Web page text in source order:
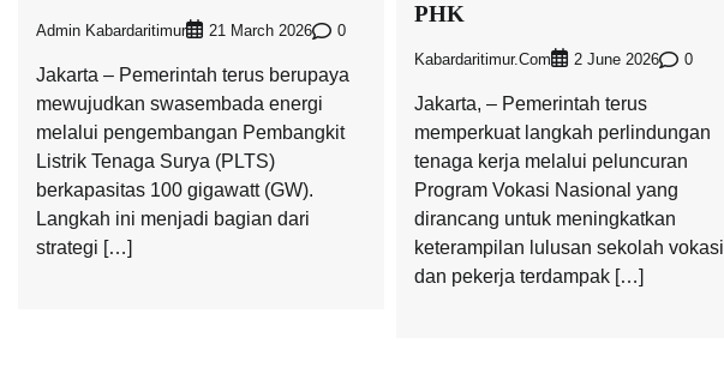
Admin Kabardaritimur 21 March 2026 0
Jakarta – Pemerintah terus berupaya
mewujudkan swasembada energi
melalui pengembangan Pembangkit
Listrik Tenaga Surya (PLTS)
berkapasitas 100 gigawatt (GW).
Langkah ini menjadi bagian dari
strategi […]
PHK
Kabardaritimur.com 2 June 2026 0
Jakarta, – Pemerintah terus
memperkuat langkah perlindungan
tenaga kerja melalui peluncuran
Program Vokasi Nasional yang
dirancang untuk meningkatkan
keterampilan lulusan sekolah vokasi
dan pekerja terdampak […]